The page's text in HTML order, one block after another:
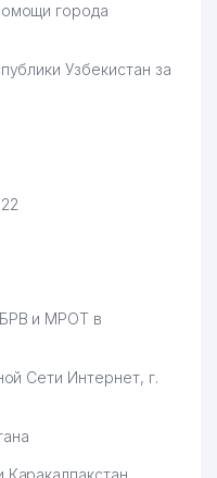
города
Узбекистан за
и МРОТ в
Сети Интернет, г.